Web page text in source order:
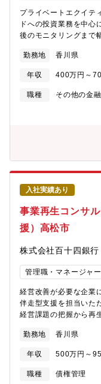
コンサルティング部に
ど、多様なバックグラ
自身の経験・専門性を
環境です。■プレイヤ
ではなく、専門性を磨
ャリア形成を目指せま
地域企業の成長、事
プライベートエクイテ
ドへの投資業務を中心
後のモニタリングまで
総合コンサルティング
的に、【投資戦略の企
策定■国内外市場・投
ファンド・VCファン
推進■投資実行【投資
関ならではのネットワ
きます。ーーーーー
投資戦略の企画から実
能。投資候補先の発掘
渉、投資実行、投資後
る一連のプロセスに携
済へのインパクト」が
はなく、地域企業・ス
につながる投資活動を
ッショナル環境。コン
門人材が在籍しており
ながらキャリア形成で
専門人材として成長
れます。PEファンド、
ケット分析、新たな投
ながら投資機会を創出
勤務地 香川県
年収 400万円～
職種
その他の金
入社実績あり
事業再生コンサ
援）高松市
株式会社百十四銀行
管理職・マネージャ
経営改善が必要な企業
伴走型支援を担当いた
経営課題の把握から再
援】■支援先企業の経
再生計画・経営改善計
■事業戦略・収益改善
融・債権管理業務】■
勤務地 香川県
年収 500万円～
職種
債権管理